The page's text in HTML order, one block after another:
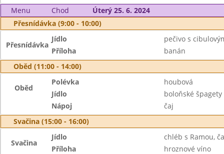
Menu
Chod
Úterý 25. 6. 2024
Přesnídávka (9:00 - 10:00)
Přesnídávka
Jídlo
pečivo s
Příloha
banán
Oběd (11:00 - 14:00)
Oběd
Polévka
houbová
Jídlo
boloňské
Nápoj
čaj
Svačina (15:00 - 16:00)
Svačina
Jídlo
chléb s Ramou,
Příloha
hroznové víno